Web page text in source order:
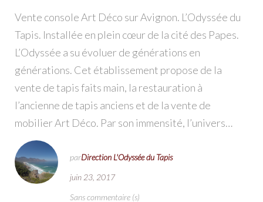
Vente console Art Déco sur Avignon. L’Odyssée du
Tapis. Installée en plein cœur de la cité des Papes.
L’Odyssée a su évoluer de générations en
générations. Cet établissement propose de la
vente de tapis faits main, la restauration à
l’ancienne de tapis anciens et de la vente de
mobilier Art Déco. Par son immensité, l’univers…
parDirection L'Odyssée du Tapis
juin 23, 2017
Sans commentaire (s)